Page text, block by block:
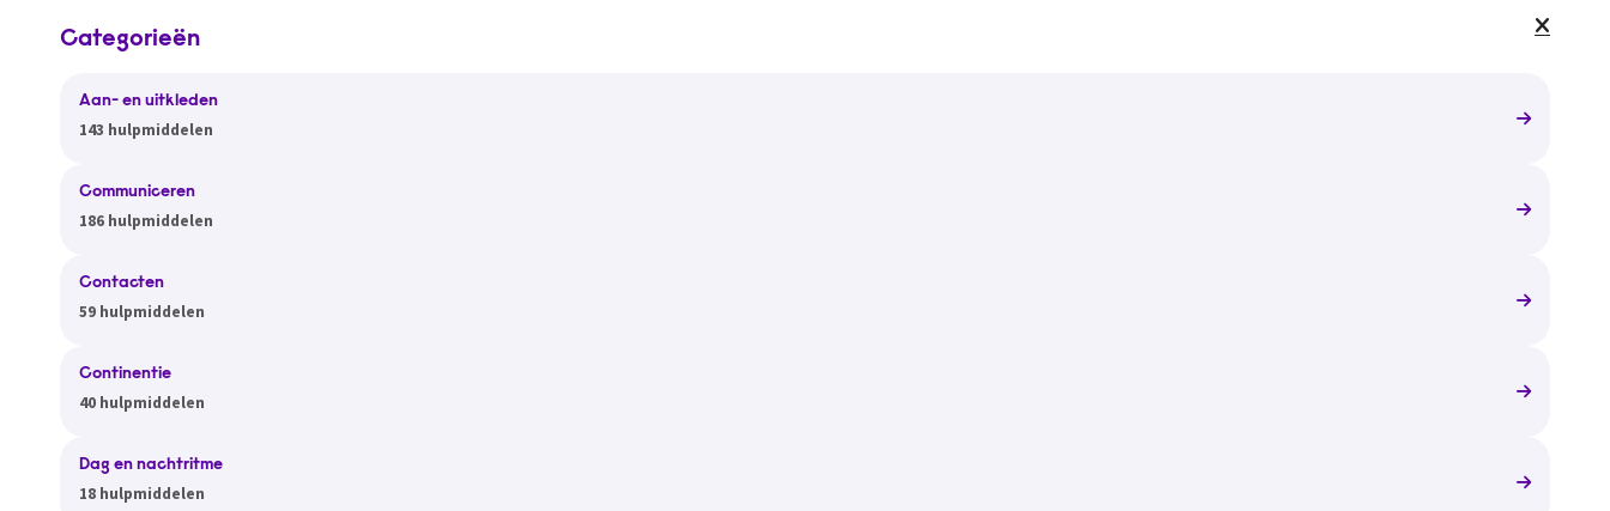
Categorieën
Aan- en uitkleden
143 hulpmiddelen
Communiceren
186 hulpmiddelen
Contacten
59 hulpmiddelen
Continentie
40 hulpmiddelen
Dag en nachtritme
18 hulpmiddelen